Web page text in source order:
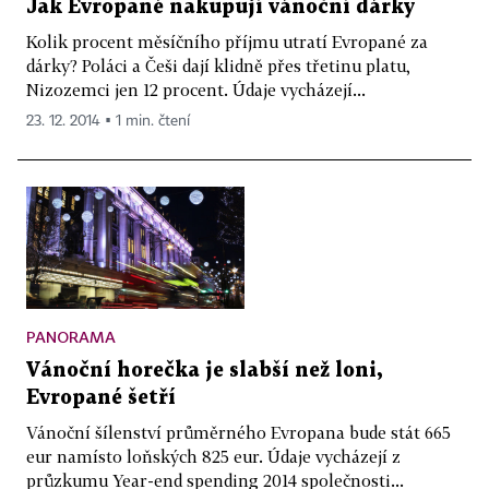
rozšířením našich exportních možností,
nezapomeňte, že více než osmdesát procent
našeho produktu vyvážíme, tak získáním nových
zahraničních investic. A právě o těchto otázkách
jsem měl v tomto roce desítky pracovních jednání.
Jak doma, tak na zahraničních cestách, kde mě
doprovázely velké delegace našich podnikatelů.
Chtěl bych připomenout jenom svoji návštěvu
Číny, která je druhou největší světovou
ekonomikou, a tedy obrovským trhem a jsem rád,
že se při této návštěvě podařilo dosáhnout
rozšíření našich odbytových možností a že už teď
se začínají uskutečňovat první přímé čínské
V zahraniční politice chci být prezidentem
Jak Evropané nakupují vánoční dárky
Kolik procent měsíčního příjmu utratí Evropané za
dárky? Poláci a Češi dají klidně přes třetinu platu,
Nizozemci jen 12 procent. Údaje vycházejí...
23. 12. 2014 ▪ 1 min. čtení
PANORAMA
Vánoční horečka je slabší než loni,
Evropané šetří
Vánoční šílenství průměrného Evropana bude stát 665
eur namísto loňských 825 eur. Údaje vycházejí z
průzkumu Year-end spending 2014 společnosti...